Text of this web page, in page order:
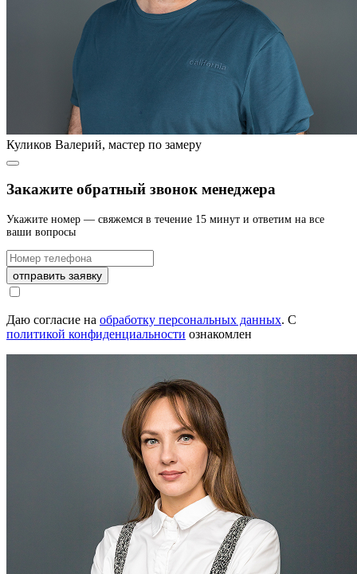
Куликов Валерий, мастер по замеру
Закажите обратный звонок менеджера
Укажите номер — свяжемся в течение 15 минут и ответим на все
ваши вопросы
отправить заявку
Даю согласие на обработку персональных данных. С
политикой конфиденциальности ознакомлен